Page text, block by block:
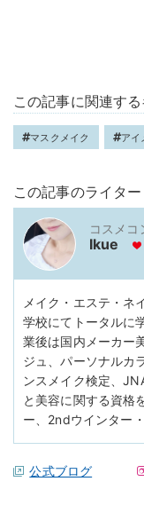
この記事に関連す
マスクメイク アイ
この記事のライター
コスメコ
Ikue
メイク・エステ・ネ
学校にてトータルに
業後は国内メーカー
ジュ、パーソナルカ
ンスメイク検定、
と美容に関する資格
ー、2ndウインター
公式ブログ